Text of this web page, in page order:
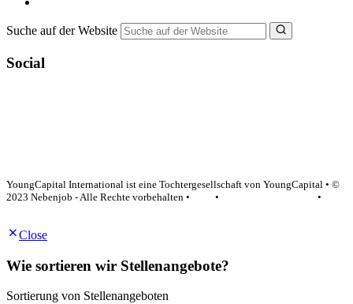
Suche auf der Website
Social
YoungCapital International ist eine Tochtergesellschaft von YoungCapital • ©
2023 Nebenjob - Alle Rechte vorbehalten •
•
•
Close
Wie sortieren wir Stellenangebote?
Sortierung von Stellenangeboten